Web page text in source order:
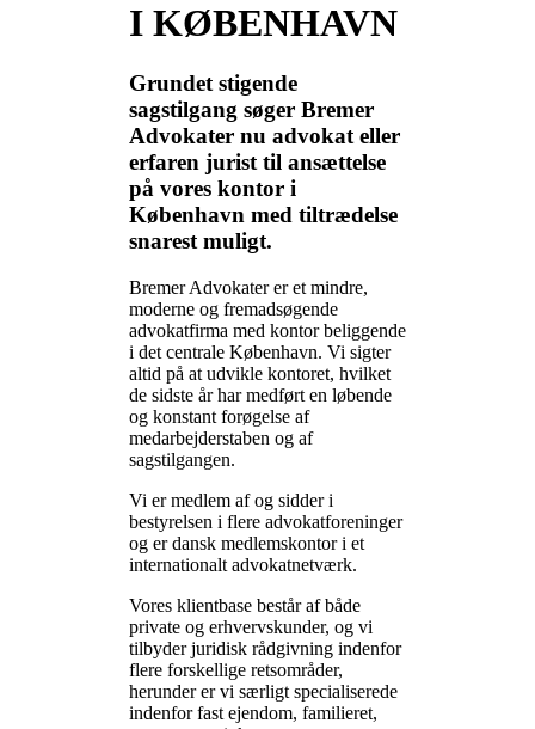
I KØBENHAVN
Grundet stigende
sagstilgang søger Bremer
Advokater nu advokat eller
erfaren jurist til ansættelse
på vores kontor i
København med tiltrædelse
snarest muligt.
Bremer Advokater er et mindre,
moderne og fremadsøgende
advokatfirma med kontor beliggende
i det centrale København. Vi sigter
altid på at udvikle kontoret, hvilket
de sidste år har medført en løbende
og konstant forøgelse af
medarbejderstaben og af
sagstilgangen.
Vi er medlem af og sidder i
bestyrelsen i flere advokatforeninger
og er dansk medlemskontor i et
internationalt advokatnetværk.
Vores klientbase består af både
private og erhvervskunder, og vi
tilbyder juridisk rådgivning indenfor
flere forskellige retsområder,
herunder er vi særligt specialiserede
indenfor fast ejendom, familieret,